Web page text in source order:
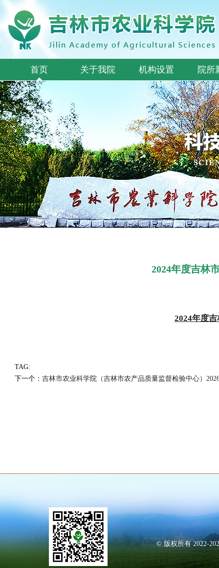
首页 关于我院 机构设置 院所
2024年度吉林
2024年度
TAG:
下一个： 吉林市农业科学院（吉林市农产品质量监督检验中心）
© 版权所有 2022-